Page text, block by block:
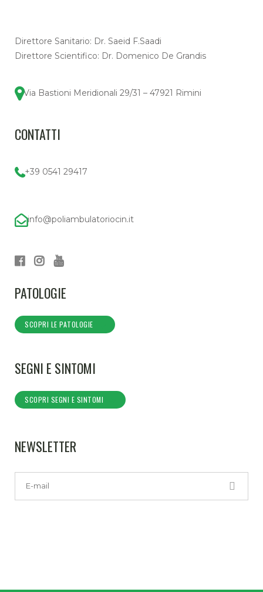
Direttore Sanitario: Dr. Saeid F.Saadi
Direttore Scientifico: Dr. Domenico De Grandis
Via Bastioni Meridionali 29/31 – 47921 Rimini
CONTATTI
+39 0541 29417
info@poliambulatoriocin.it
PATOLOGIE
SCOPRI LE PATOLOGIE
SEGNI E SINTOMI
SCOPRI SEGNI E SINTOMI
NEWSLETTER